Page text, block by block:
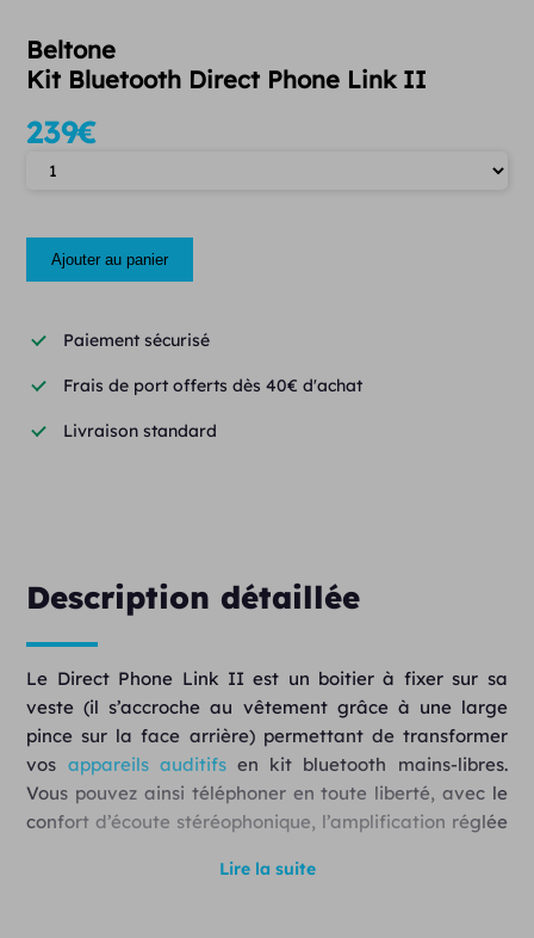
Beltone
Kit Bluetooth Direct Phone Link II
239€
Quantité
Ajouter au panier
Paiement sécurisé
Frais de port offerts dès 40€ d'achat
Livraison standard
Description détaillée
Le Direct Phone Link II est un boitier à fixer sur sa
veste (il s’accroche au vêtement grâce à une large
pince sur la face arrière) permettant de transformer
vos appareils auditifsen kit bluetooth mains-libres.
Vous pouvez ainsi téléphoner en toute liberté, avec le
confort d’écoute stéréophonique, l’amplification réglée
bruit de fond, via le micro situé sur le boitier Direct
Lire la suite